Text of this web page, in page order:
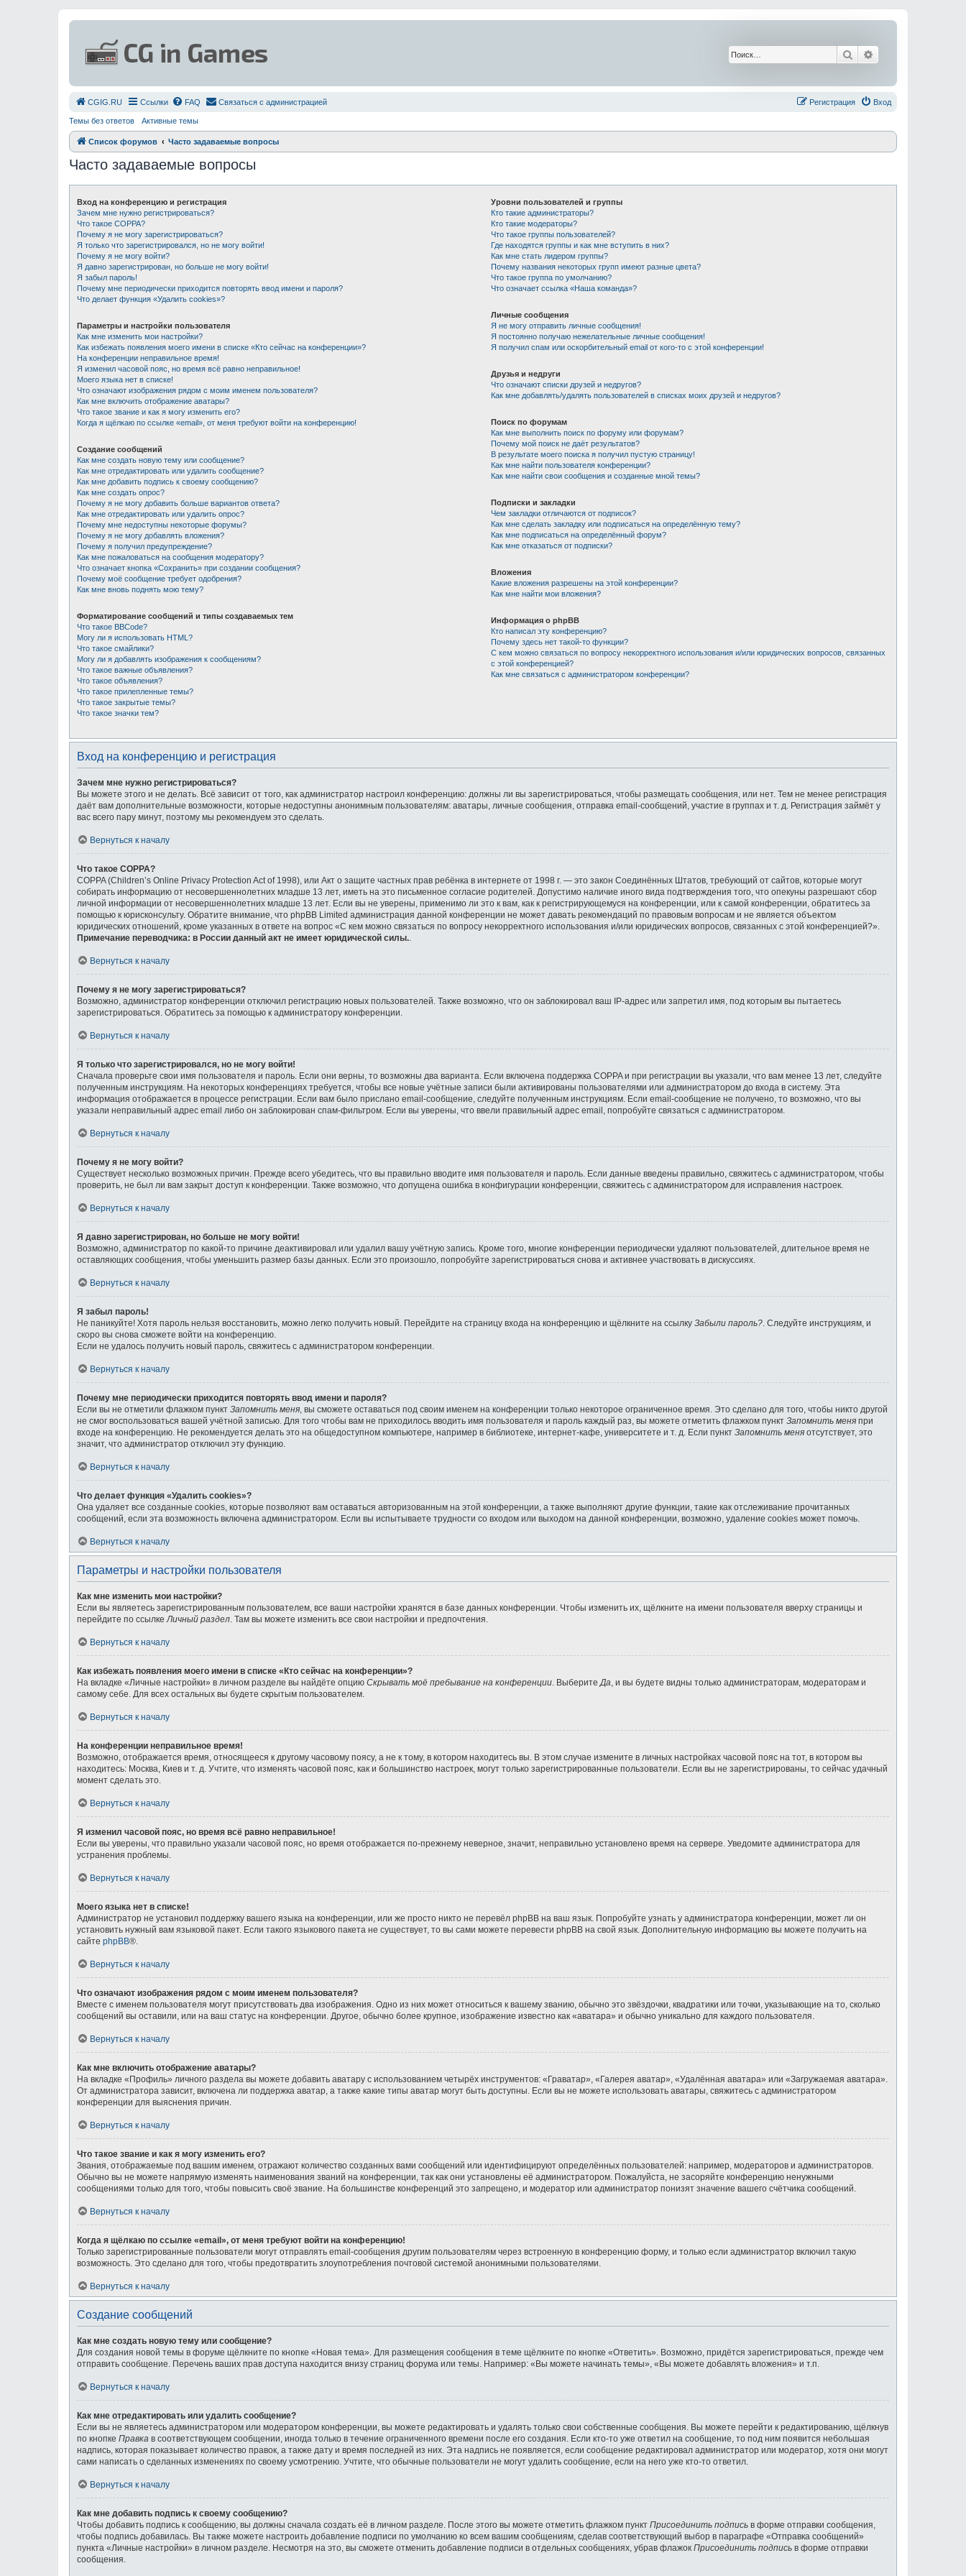
Поиск
СGIG.RU Ссылки FAQ Связаться с администрацией Вход
Регистрация
Темы без ответов Активные темы
Список форумов Часто задаваемые вопросы
Часто задаваемые вопросы
Вход на конференцию и регистрация
Зачем мне нужно регистрироваться?
Что такое COPPA?
Почему я не могу зарегистрироваться?
Я только что зарегистрировался, но не могу войти!
Почему я не могу войти?
Я давно зарегистрирован, но больше не могу войти!
Я забыл пароль!
Почему мне периодически приходится повторять ввод имени и пароля?
Что делает функция «Удалить cookies»?
Параметры и настройки пользователя
Как мне изменить мои настройки?
Как избежать появления моего имени в списке «Кто сейчас на конференции»?
На конференции неправильное время!
Я изменил часовой пояс, но время всё равно неправильное!
Моего языка нет в списке!
Что означают изображения рядом с моим именем пользователя?
Как мне включить отображение аватары?
Что такое звание и как я могу изменить его?
Когда я щёлкаю по ссылке «email», от меня требуют войти на конференцию!
Создание сообщений
Как мне создать новую тему или сообщение?
Как мне отредактировать или удалить сообщение?
Как мне добавить подпись к своему сообщению?
Как мне создать опрос?
Почему я не могу добавить больше вариантов ответа?
Как мне отредактировать или удалить опрос?
Почему мне недоступны некоторые форумы?
Почему я не могу добавлять вложения?
Почему я получил предупреждение?
Как мне пожаловаться на сообщения модератору?
Что означает кнопка «Сохранить» при создании сообщения?
Почему моё сообщение требует одобрения?
Как мне вновь поднять мою тему?
Форматирование сообщений и типы создаваемых тем
Что такое BBCode?
Могу ли я использовать HTML?
Что такое смайлики?
Могу ли я добавлять изображения к сообщениям?
Что такое важные объявления?
Что такое объявления?
Что такое прилепленные темы?
Что такое закрытые темы?
Что такое значки тем?
Уровни пользователей и группы
Кто такие администраторы?
Кто такие модераторы?
Что такое группы пользователей?
Где находятся группы и как мне вступить в них?
Как мне стать лидером группы?
Почему названия некоторых групп имеют разные цвета?
Что такое группа по умолчанию?
Что означает ссылка «Наша команда»?
Личные сообщения
Я не могу отправить личные сообщения!
Я постоянно получаю нежелательные личные сообщения!
Я получил спам или оскорбительный email от кого-то с этой конференции!
Друзья и недруги
Что означают списки друзей и недругов?
Как мне добавлять/удалять пользователей в списках моих друзей и недругов?
Поиск по форумам
Как мне выполнить поиск по форуму или форумам?
Почему мой поиск не даёт результатов?
В результате моего поиска я получил пустую страницу!
Как мне найти пользователя конференции?
Как мне найти свои сообщения и созданные мной темы?
Подписки и закладки
Чем закладки отличаются от подписок?
Как мне сделать закладку или подписаться на определённую тему?
Как мне подписаться на определённый форум?
Как мне отказаться от подписки?
Вложения
Какие вложения разрешены на этой конференции?
Как мне найти мои вложения?
Информация о phpBB
Кто написал эту конференцию?
Почему здесь нет такой-то функции?
С кем можно связаться по вопросу некорректного использования и/или юридических вопросов, связанных
с этой конференцией?
Как мне связаться с администратором конференции?
Вход на конференцию и регистрация
Зачем мне нужно регистрироваться?
Вы можете этого и не делать. Всё зависит от того, как администратор настроил конференцию: должны ли вы зарегистрироваться, чтобы размещать сообщения, или нет. Тем не менее регистрация
даёт вам дополнительные возможности, которые недоступны анонимным пользователям: аватары, личные сообщения, отправка email-сообщений, участие в группах и т. д. Регистрация займёт у
вас всего пару минут, поэтому мы рекомендуем это сделать.
Вернуться к началу
Что такое COPPA?
COPPA (Children’s Online Privacy Protection Act of 1998), или Акт о защите частных прав ребёнка в интернете от 1998 г. — это закон Соединённых Штатов, требующий от сайтов, которые могут
собирать информацию от несовершеннолетних младше 13 лет, иметь на это письменное согласие родителей. Допустимо наличие иного вида подтверждения того, что опекуны разрешают сбор
личной информации от несовершеннолетних младше 13 лет. Если вы не уверены, применимо ли это к вам, как к регистрирующемуся на конференции, или к самой конференции, обратитесь за
помощью к юрисконсульту. Обратите внимание, что phpBB Limited администрация данной конференции не может давать рекомендаций по правовым вопросам и не является объектом
юридических отношений, кроме указанных в ответе на вопрос «С кем можно связаться по вопросу некорректного использования и/или юридических вопросов, связанных с этой конференцией?».
Примечание переводчика: в России данный акт не имеет юридической силы..
Вернуться к началу
Почему я не могу зарегистрироваться?
Возможно, администратор конференции отключил регистрацию новых пользователей. Также возможно, что он заблокировал ваш IP-адрес или запретил имя, под которым вы пытаетесь
зарегистрироваться. Обратитесь за помощью к администратору конференции.
Вернуться к началу
Я только что зарегистрировался, но не могу войти!
Сначала проверьте свои имя пользователя и пароль. Если они верны, то возможны два варианта. Если включена поддержка COPPA и при регистрации вы указали, что вам менее 13 лет, следуйте
полученным инструкциям. На некоторых конференциях требуется, чтобы все новые учётные записи были активированы пользователями или администратором до входа в систему. Эта
информация отображается в процессе регистрации. Если вам было прислано email-сообщение, следуйте полученным инструкциям. Если email-сообщение не получено, то возможно, что вы
указали неправильный адрес email либо он заблокирован спам-фильтром. Если вы уверены, что ввели правильный адрес email, попробуйте связаться с администратором.
Вернуться к началу
Почему я не могу войти?
Существует несколько возможных причин. Прежде всего убедитесь, что вы правильно вводите имя пользователя и пароль. Если данные введены правильно, свяжитесь с администратором, чтобы
проверить, не был ли вам закрыт доступ к конференции. Также возможно, что допущена ошибка в конфигурации конференции, свяжитесь с администратором для исправления настроек.
Вернуться к началу
Я давно зарегистрирован, но больше не могу войти!
Возможно, администратор по какой-то причине деактивировал или удалил вашу учётную запись. Кроме того, многие конференции периодически удаляют пользователей, длительное время не
оставляющих сообщения, чтобы уменьшить размер базы данных. Если это произошло, попробуйте зарегистрироваться снова и активнее участвовать в дискуссиях.
Вернуться к началу
Я забыл пароль!
Не паникуйте! Хотя пароль нельзя восстановить, можно легко получить новый. Перейдите на страницу входа на конференцию и щёлкните на ссылку Забыли пароль?. Следуйте инструкциям, и
скоро вы снова сможете войти на конференцию.
Если не удалось получить новый пароль, свяжитесь с администратором конференции.
Вернуться к началу
Почему мне периодически приходится повторять ввод имени и пароля?
Если вы не отметили флажком пункт Запомнить меня, вы сможете оставаться под своим именем на конференции только некоторое ограниченное время. Это сделано для того, чтобы никто другой
не смог воспользоваться вашей учётной записью. Для того чтобы вам не приходилось вводить имя пользователя и пароль каждый раз, вы можете отметить флажком пункт Запомнить меня при
входе на конференцию. Не рекомендуется делать это на общедоступном компьютере, например в библиотеке, интернет-кафе, университете и т. д. Если пункт Запомнить меня отсутствует, это
значит, что администратор отключил эту функцию.
Вернуться к началу
Что делает функция «Удалить cookies»?
Она удаляет все созданные cookies, которые позволяют вам оставаться авторизованным на этой конференции, а также выполняют другие функции, такие как отслеживание прочитанных
сообщений, если эта возможность включена администратором. Если вы испытываете трудности со входом или выходом на данной конференции, возможно, удаление cookies может помочь.
Вернуться к началу
Параметры и настройки пользователя
Как мне изменить мои настройки?
Если вы являетесь зарегистрированным пользователем, все ваши настройки хранятся в базе данных конференции. Чтобы изменить их, щёлкните на имени пользователя вверху страницы и
перейдите по ссылкеЛичный раздел. Там вы можете изменить все свои настройки и предпочтения.
Вернуться к началу
Как избежать появления моего имени в списке «Кто сейчас на конференции»?
На вкладке «Личные настройки» в личном разделе вы найдёте опцию Скрывать моё пребывание на конференции. ВыберитеДа, и вы будете видны только администраторам, модераторам и
самому себе. Для всех остальных вы будете скрытым пользователем.
Вернуться к началу
На конференции неправильное время!
Возможно, отображается время, относящееся к другому часовому поясу, а не к тому, в котором находитесь вы. В этом случае измените в личных настройках часовой пояс на тот, в котором вы
находитесь: Москва, Киев и т. д. Учтите, что изменять часовой пояс, как и большинство настроек, могут только зарегистрированные пользователи. Если вы не зарегистрированы, то сейчас удачный
момент сделать это.
Вернуться к началу
Я изменил часовой пояс, но время всё равно неправильное!
Если вы уверены, что правильно указали часовой пояс, но время отображается по-прежнему неверное, значит, неправильно установлено время на сервере. Уведомите администратора для
устранения проблемы.
Вернуться к началу
Моего языка нет в списке!
Администратор не установил поддержку вашего языка на конференции, или же просто никто не перевёл phpBB на ваш язык. Попробуйте узнать у администратора конференции, может ли он
установить нужный вам языковой пакет. Если такого языкового пакета не существует, то вы сами можете перевести phpBB на свой язык. Дополнительную информацию вы можете получить на
сайте phpBB®.
Вернуться к началу
Что означают изображения рядом с моим именем пользователя?
Вместе с именем пользователя могут присутствовать два изображения. Одно из них может относиться к вашему званию, обычно это звёздочки, квадратики или точки, указывающие на то, сколько
сообщений вы оставили, или на ваш статус на конференции. Другое, обычно более крупное, изображение известно как «аватара» и обычно уникально для каждого пользователя.
Вернуться к началу
Как мне включить отображение аватары?
На вкладке «Профиль» личного раздела вы можете добавить аватару с использованием четырёх инструментов: «Граватар», «Галерея аватар», «Удалённая аватара» или «Загружаемая аватара».
От администратора зависит, включена ли поддержка аватар, а также какие типы аватар могут быть доступны. Если вы не можете использовать аватары, свяжитесь с администратором
конференции для выяснения причин.
Вернуться к началу
Что такое звание и как я могу изменить его?
Звания, отображаемые под вашим именем, отражают количество созданных вами сообщений или идентифицируют определённых пользователей: например, модераторов и администраторов.
Обычно вы не можете напрямую изменять наименования званий на конференции, так как они установлены её администратором. Пожалуйста, не засоряйте конференцию ненужными
сообщениями только для того, чтобы повысить своё звание. На большинстве конференций это запрещено, и модератор или администратор понизят значение вашего счётчика сообщений.
Вернуться к началу
Когда я щёлкаю по ссылке «email», от меня требуют войти на конференцию!
Только зарегистрированные пользователи могут отправлять email-сообщения другим пользователям через встроенную в конференцию форму, и только если администратор включил такую
возможность. Это сделано для того, чтобы предотвратить злоупотребления почтовой системой анонимными пользователями.
Вернуться к началу
Создание сообщений
Как мне создать новую тему или сообщение?
Для создания новой темы в форуме щёлкните по кнопке «Новая тема». Для размещения сообщения в теме щёлкните по кнопке «Ответить». Возможно, придётся зарегистрироваться, прежде чем
отправить сообщение. Перечень ваших прав доступа находится внизу страниц форума или темы. Например: «Вы можете начинать темы», «Вы можете добавлять вложения» и т.п.
Вернуться к началу
Как мне отредактировать или удалить сообщение?
Если вы не являетесь администратором или модератором конференции, вы можете редактировать и удалять только свои собственные сообщения. Вы можете перейти к редактированию, щёлкнув
по кнопке Правка в соответствующем сообщении, иногда только в течение ограниченного времени после его создания. Если кто-то уже ответил на сообщение, то под ним появится небольшая
надпись, которая показывает количество правок, а также дату и время последней из них. Эта надпись не появляется, если сообщение редактировал администратор или модератор, хотя они могут
сами написать о сделанных изменениях по своему усмотрению. Учтите, что обычные пользователи не могут удалить сообщение, если на него уже кто-то ответил.
Вернуться к началу
Как мне добавить подпись к своему сообщению?
Чтобы добавить подпись к сообщению, вы должны сначала создать её в личном разделе. После этого вы можете отметить флажком пункт Присоединить подпись в форме отправки сообщения,
чтобы подпись добавилась. Вы также можете настроить добавление подписи по умолчанию ко всем вашим сообщениям, сделав соответствующий выбор в параграфе «Отправка сообщений»
пункта «Личные настройки» в личном разделе. Несмотря на это, вы сможете отменить добавление подписи в отдельных сообщениях, убрав флажок Присоединить подпись в форме отправки
сообщения.